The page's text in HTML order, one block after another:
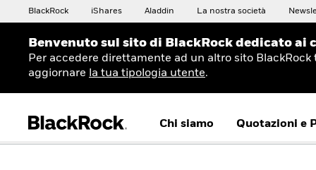
BlackRock iShares Aladdin La nostra società
Benvenuto sul sito di BlackRock dedicato
Per accedere direttamente ad un altro sito
aggiornare
la tua tipologia utente.
Chi siamo Quotazioni e